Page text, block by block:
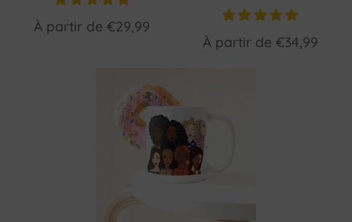
À partir de €29,99
À partir de €34,99